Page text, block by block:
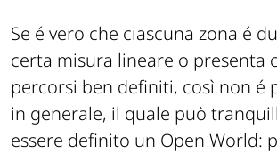
Se é vero che ciascuna zona é
certa misura lineare o presenta
percorsi ben definiti, così non é
in generale, il quale può
essere definito un Open World: